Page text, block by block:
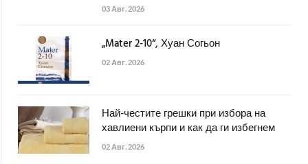
03 Авг. 2026
„Mater 2-10“, Хуан Согьон
02 Авг. 2026
Най-честите грешки при избора на
хавлиени кърпи и как да ги избегнем
02 Авг. 2026